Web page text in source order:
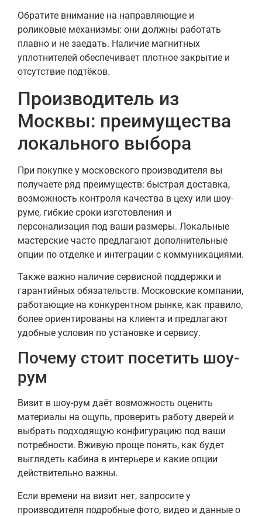
Обратите внимание на направляющие и
роликовые механизмы: они должны работать
плавно и не заедать. Наличие магнитных
уплотнителей обеспечивает плотное закрытие и
отсутствие подтёков.
Производитель из
Москвы: преимущества
локального выбора
При покупке у московского производителя вы
получаете ряд преимуществ: быстрая доставка,
возможность контроля качества в цеху или шоу-
руме, гибкие сроки изготовления и
персонализация под ваши размеры. Локальные
мастерские часто предлагают дополнительные
опции по отделке и интеграции с коммуникациями.
Также важно наличие сервисной поддержки и
гарантийных обязательств. Московские компании,
работающие на конкурентном рынке, как правило,
более ориентированы на клиента и предлагают
удобные условия по установке и сервису.
Почему стоит посетить шоу-
рум
Визит в шоу-рум даёт возможность оценить
материалы на ощупь, проверить работу дверей и
выбрать подходящую конфигурацию под ваши
потребности. Вживую проще понять, как будет
выглядеть кабина в интерьере и какие опции
действительно важны.
Если времени на визит нет, запросите у
производителя подробные фото, видео и данные о